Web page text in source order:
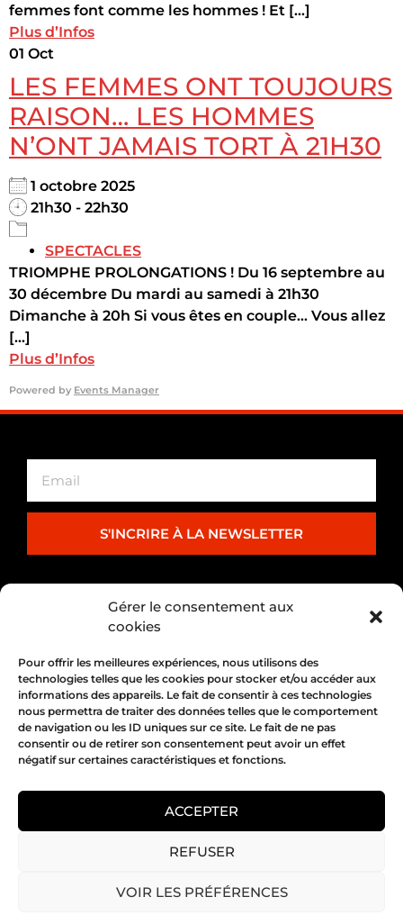
Gérer le consentement aux
cookies
Pour offrir les meilleures expériences, nous utilisons des
technologies telles que les cookies pour stocker et/ou accéder aux
informations des appareils. Le fait de consentir à ces technologies
nous permettra de traiter des données telles que le comportement
de navigation ou les ID uniques sur ce site. Le fait de ne pas
consentir ou de retirer son consentement peut avoir un effet
négatif sur certaines caractéristiques et fonctions.
ACCEPTER
REFUSER
VOIR LES PRÉFÉRENCES
femmes font comme les hommes ! Et [...]
Plus d’Infos
01 Oct
LES FEMMES ONT TOUJOURS
RAISON… LES HOMMES
N’ONT JAMAIS TORT À 21H30
1 octobre 2025
21h30 - 22h30
SPECTACLES
TRIOMPHE PROLONGATIONS ! Du 16 septembre au
30 décembre Du mardi au samedi à 21h30
Dimanche à 20h Si vous êtes en couple… Vous allez
[...]
Plus d’Infos
Powered by Events Manager
S'INCRIRE À LA NEWSLETTER
PARTENARIAT